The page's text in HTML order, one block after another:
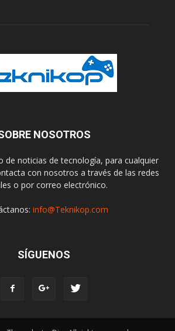
NOSOTROS
de noticias de tecnología, para cualquier
con nosotros a través de las redes
o por correo electrónico.
info@Teknikop.com
SÍGUENOS